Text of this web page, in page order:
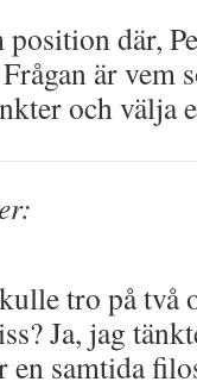
där,
är vem
och välja
tro på
Ja, jag
samtida